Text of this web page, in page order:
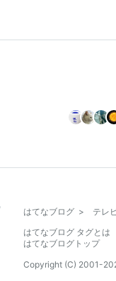
はてなブログ > テレ
はてなブログ タグとは
はてなブログトップ
Copyright (C) 2001-